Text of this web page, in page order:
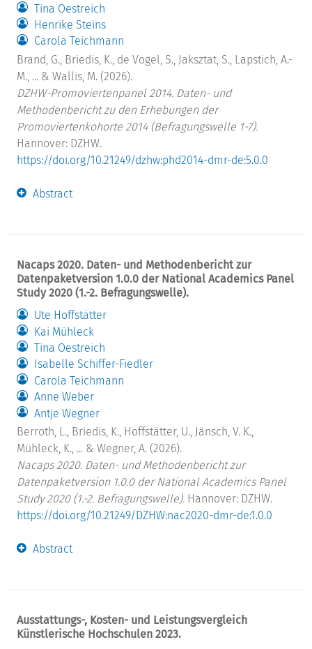
Tina Oestreich
Henrike Steins
Carola Teichmann
Brand, G., Briedis, K., de Vogel, S., Jaksztat, S., Lapstich, A.-
M., ... & Wallis, M. (2026).
DZHW-Promoviertenpanel 2014. Daten- und
Methodenbericht zu den Erhebungen der
Promoviertenkohorte 2014 (Befragungswelle 1-7).
Hannover: DZHW.
https://doi.org/10.21249/dzhw:phd2014-dmr-de:5.0.0
Abstract
Nacaps 2020. Daten- und Methodenbericht zur
Datenpaketversion 1.0.0 der National Academics Panel
Study 2020 (1.-2. Befragungswelle).
Ute Hoffstätter
Kai Mühleck
Tina Oestreich
Isabelle Schiffer-Fiedler
Carola Teichmann
Anne Weber
Antje Wegner
Berroth, L., Briedis, K., Hoffstätter, U., Jänsch, V. K.,
Mühleck, K., ... & Wegner, A. (2026).
Nacaps 2020. Daten- und Methodenbericht zur
Datenpaketversion 1.0.0 der National Academics Panel
Study 2020 (1.-2. Befragungswelle). Hannover: DZHW.
https://doi.org/10.21249/DZHW:nac2020-dmr-de:1.0.0
Abstract
Ausstattungs-, Kosten- und Leistungsvergleich
Künstlerische Hochschulen 2023.